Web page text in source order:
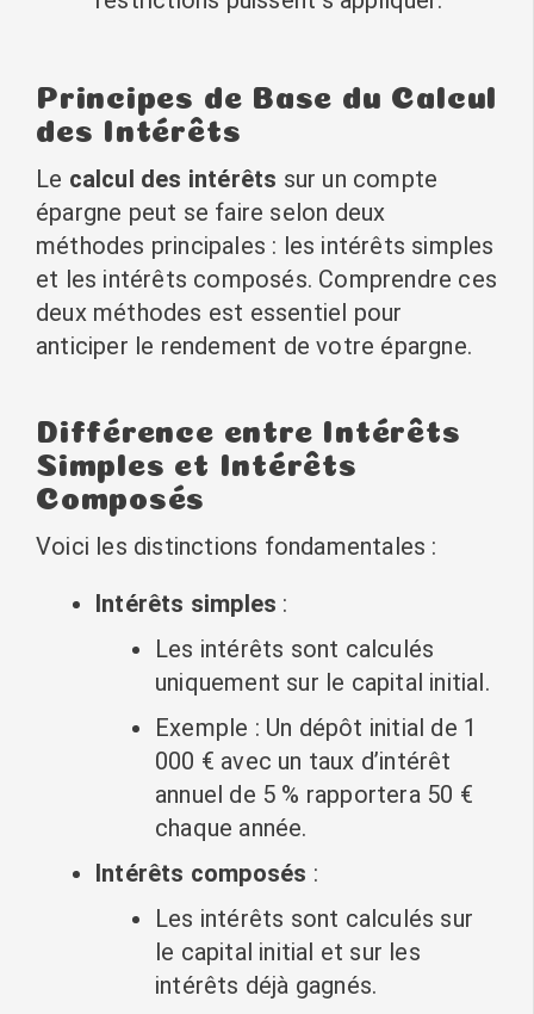
Principes de Base du Calcul
des Intérêts
Le calcul des intérêts sur un compte
épargne peut se faire selon deux
méthodes principales : les intérêts simples
et les intérêts composés. Comprendre ces
deux méthodes est essentiel pour
anticiper le rendement de votre épargne.
Différence entre Intérêts
Simples et Intérêts
Composés
Voici les distinctions fondamentales :
Intérêts simples :
Les intérêts sont calculés
uniquement sur le capital initial.
Exemple : Un dépôt initial de 1
000 € avec un taux d’intérêt
annuel de 5 % rapportera 50 €
chaque année.
Intérêts composés :
Les intérêts sont calculés sur
le capital initial et sur les
intérêts déjà gagnés.